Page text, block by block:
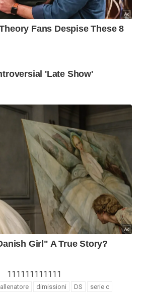
111111111111
allenatore dimissioni DS serie c